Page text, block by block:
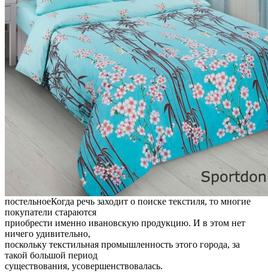
постельноеКогда речь заходит о поиске текстиля, то многие
покупатели стараются
приобрести именно ивановскую продукцию. И в этом нет
ничего удивительно,
поскольку текстильная промышленность этого города, за
такой большой период
существования, усовершенствовалась.